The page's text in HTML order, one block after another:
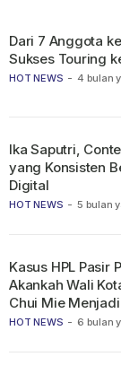
HOT NEWS - 4 bulan
Dari 7 Anggota
Sukses Touring
HOT NEWS - 5 bulan
Ika Saputri,
yang Konsisten
Digital
HOT NEWS - 6 bulan
Kasus HPL Pasir
Akankah Wali
Chui Mie